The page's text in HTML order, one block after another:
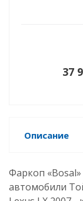
37
Описание
Фаркоп
автомобили